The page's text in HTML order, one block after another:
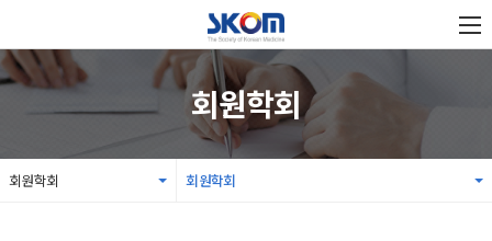
회원학회
회원학회 회원학회